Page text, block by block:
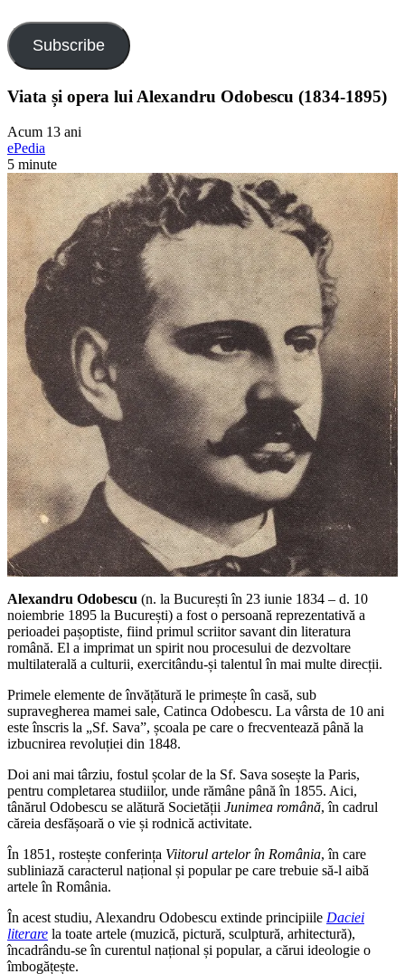
Subscribe
Viata și opera lui Alexandru Odobescu (1834-1895)
Acum 13 ani
ePedia
5 minute
Alexandru Odobescu (n. la București în 23 iunie 1834 – d. 10
noiembrie 1895 la București) a fost o persoană reprezentativă a
perioadei pașoptiste, fiind primul scriitor savant din literatura
română. El a imprimat un spirit nou procesului de dezvoltare
multilaterală a culturii, exercitându-și talentul în mai multe direcții.
Primele elemente de învățătură le primește în casă, sub
supravegherea mamei sale, Catinca Odobescu. La vârsta de 10 ani
este înscris la „Sf. Sava”, școala pe care o frecventează până la
izbucnirea revoluției din 1848.
Doi ani mai târziu, fostul școlar de la Sf. Sava sosește la Paris,
pentru completarea studiilor, unde rămâne până în 1855. Aici,
tânărul Odobescu se alătură Societății Junimea română, în cadrul
căreia desfășoară o vie și rodnică activitate.
În 1851, rostește conferința Viitorul artelor în România, în care
subliniază caracterul național și popular pe care trebuie să-l aibă
artele în România.
În acest studiu, Alexandru Odobescu extinde principiile Daciei
literare la toate artele (muzică, pictură, sculptură, arhitectură),
încadrându-se în curentul național și popular, a cărui ideologie o
îmbogățește.